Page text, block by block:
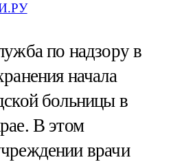
по надзору в
начала
больницы в
В этом
врачи